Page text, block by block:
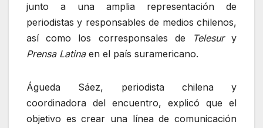
junto a una amplia representación de
periodistas y responsables de medios chilenos,
así como los corresponsales de
Telesury
Prensa Latinaen el país suramericano.
Águeda Sáez, periodista chilena y
coordinadora del encuentro, explicó que el
objetivo es crear una línea de comunicación